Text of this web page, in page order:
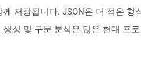
저장됩니다. JSON은 더 적은
생성 및 구문 분석은 많은 현대 프